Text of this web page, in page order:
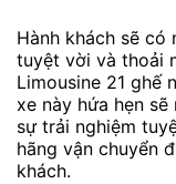
Hành khách sẽ
tuyệt vời và thoải
Limousine 21 ghế
xe này hứa hẹn
sự trải nghiệm
hãng vận chuyển
khách.